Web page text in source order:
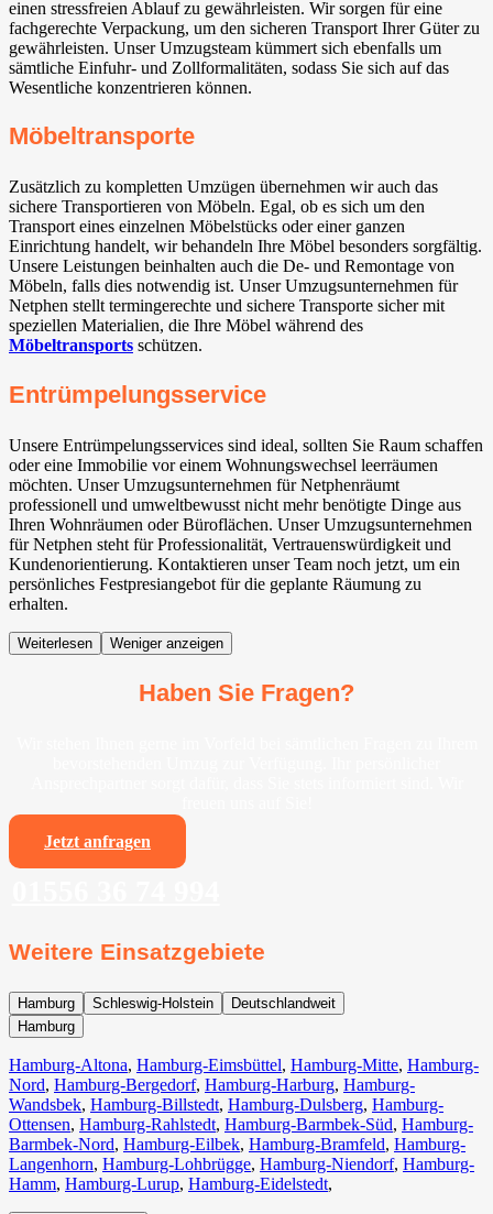
einen stressfreien Ablauf zu gewährleisten. Wir sorgen für eine
fachgerechte Verpackung, um den sicheren Transport Ihrer Güter zu
gewährleisten. Unser Umzugsteam kümmert sich ebenfalls um
sämtliche Einfuhr- und Zollformalitäten, sodass Sie sich auf das
Wesentliche konzentrieren können.
Möbeltransporte
Zusätzlich zu kompletten Umzügen übernehmen wir auch das
sichere Transportieren von Möbeln. Egal, ob es sich um den
Transport eines einzelnen Möbelstücks oder einer ganzen
Einrichtung handelt, wir behandeln Ihre Möbel besonders sorgfältig.
Unsere Leistungen beinhalten auch die De- und Remontage von
Möbeln, falls dies notwendig ist. Unser Umzugsunternehmen für
Netphen stellt termingerechte und sichere Transporte sicher mit
speziellen Materialien, die Ihre Möbel während des
Möbeltransports schützen.
Entrümpelungsservice
Unsere Entrümpelungsservices sind ideal, sollten Sie Raum schaffen
oder eine Immobilie vor einem Wohnungswechsel leerräumen
möchten. Unser Umzugsunternehmen für Netphenräumt
professionell und umweltbewusst nicht mehr benötigte Dinge aus
Ihren Wohnräumen oder Büroflächen. Unser Umzugsunternehmen
für Netphen steht für Professionalität, Vertrauenswürdigkeit und
Kundenorientierung. Kontaktieren unser Team noch jetzt, um ein
persönliches Festpresiangebot für die geplante Räumung zu
erhalten.
Weiterlesen Weniger anzeigen
Haben Sie Fragen?
Jetzt anfragen
Weitere Einsatzgebiete
Hamburg Schleswig-Holstein
Deutschlandweit
Hamburg
Hamburg-Altona, Hamburg-Eimsbüttel, Hamburg-Mitte, Hamburg-
Nord, Hamburg-Bergedorf, Hamburg-Harburg, Hamburg-
Wandsbek, Hamburg-Billstedt, Hamburg-Dulsberg, Hamburg-
Ottensen, Hamburg-Rahlstedt, Hamburg-Barmbek-Süd, Hamburg-
Barmbek-Nord, Hamburg-Eilbek, Hamburg-Bramfeld, Hamburg-
Langenhorn, Hamburg-Lohbrügge, Hamburg-Niendorf, Hamburg-
Hamm, Hamburg-Lurup, Hamburg-Eidelstedt,